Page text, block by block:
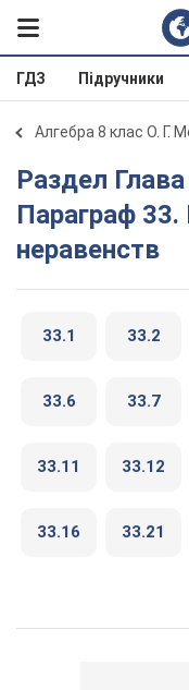
ГДЗ Підручники
Алгебра 8 клас О. Г.
Раздел Глава 5. Неравенства.
Параграф
неравенств
33.1 33.2
33.6 33.7
33.11 33.12
33.16 33.21